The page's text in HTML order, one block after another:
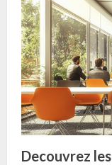
:
Decouvrez